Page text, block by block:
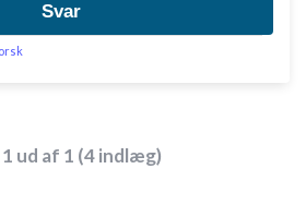
Svar
ud af 1 (4 indlæg)